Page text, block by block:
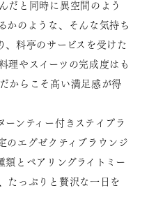
だと同時に異空間のよう
かのような、そんな気持ち
、料亭のサービスを受けた
理やスイーツの完成度はも
からこそ高い満足感が得
ンティー付きステイプラ
のエグゼクティブラウンジ
類とペアリングライトミー
たっぷりと贅沢な一日を